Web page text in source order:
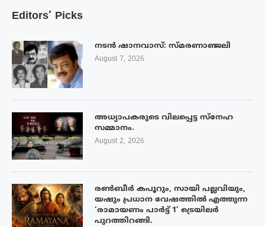
Editors’ Picks
നടൻ ഷാനവാസ്: സ്മരണാഞ്ജലി
August 7, 2026
അധ്യാപകരുടെ വിലപ്പെട്ട സ്നേഹ
സമ്മാനം.
August 2, 2026
രൺബീർ കപൂറും, സായി പല്ലവിയും,
യഷും പ്രധാന വേഷത്തിൽ എത്തുന്ന
‘രാമായണം പാർട്ട് 1’ ട്രെയിലർ
പുറത്തിറങ്ങി.